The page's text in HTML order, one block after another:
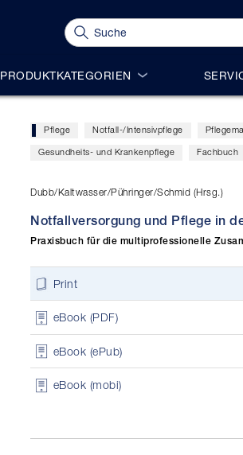
PRODUKTKATEGORIEN
Pflege Notfall-/Intensivpflege
Gesundheits- und Krankenpflege Fachbuch
Dubb/Kaltwasser/Pühringer/Schmid (Hrsg.)
Notfallversorgung und Pflege in
Praxisbuch für die multiprofessionelle
Print
eBook (PDF)
eBook (ePub)
eBook (mobi)